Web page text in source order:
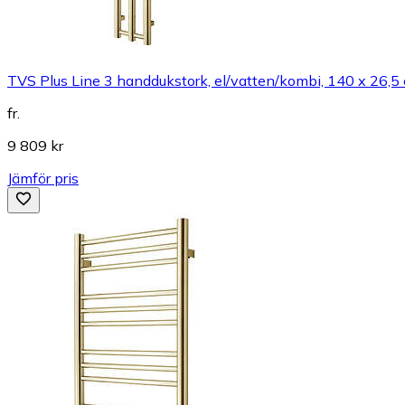
TVS Plus Line 3 handdukstork, el/vatten/kombi, 140 x 26,5
fr.
9 809 kr
Jämför pris